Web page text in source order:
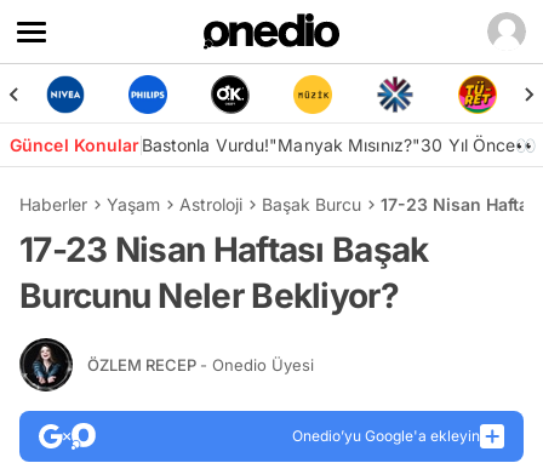
Güncel KonularBastonla Vurdu!"Manyak Mısınız?"30 Yıl Önce👀
Haberler Yaşam Astroloji Başak Burcu 17-23 Nisan
17-23 Nisan Haftası Başak
Burcunu Neler Bekliyor?
ÖZLEM RECEP - Onedio Üyesi
Onedio’yu Google'a ekleyin